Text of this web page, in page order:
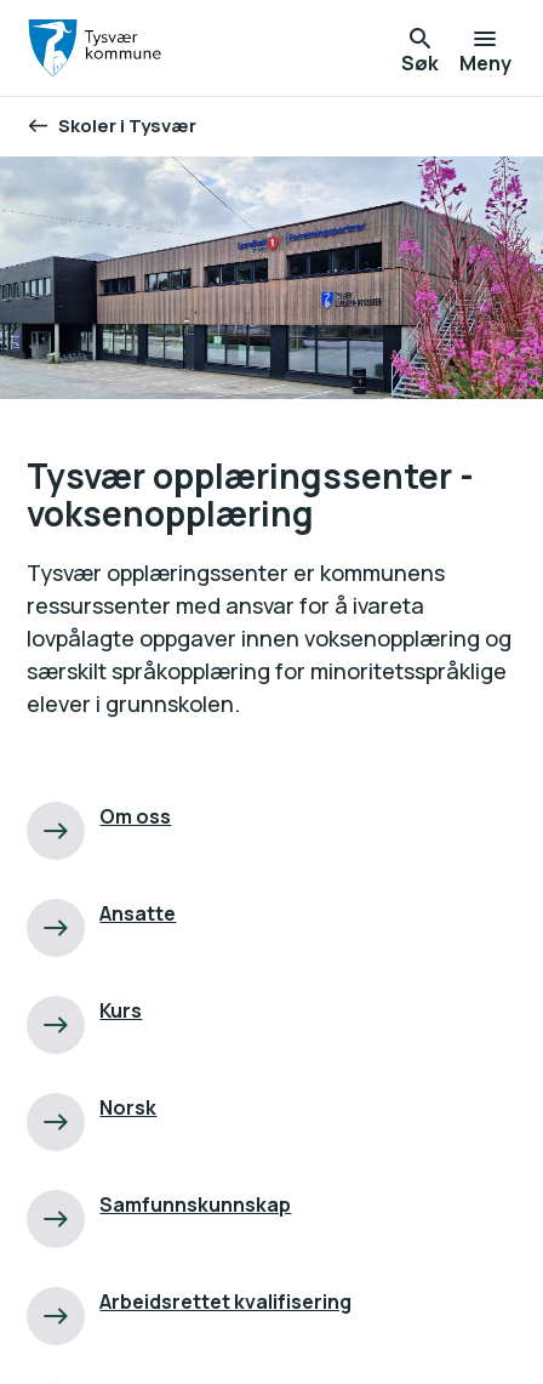
Søk Meny
Du er her:
Skoler i Tysvær
Tysvær opplæringssenter -
voksenopplæring
Tysvær opplæringssenter er kommunens
ressurssenter med ansvar for å ivareta
lovpålagte oppgaver innen voksenopplæring og
særskilt språkopplæring for minoritetsspråklige
elever i grunnskolen.
Om oss
Ansatte
Kurs
Norsk
Samfunnskunnskap
Arbeidsrettet kvalifisering